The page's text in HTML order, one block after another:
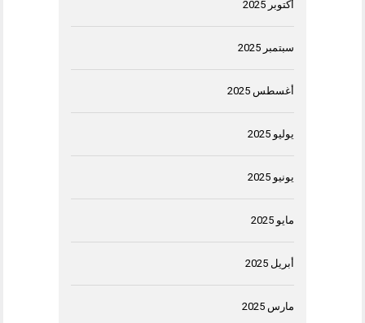
أكتوبر 2025
سبتمبر 2025
أغسطس 2025
يوليو 2025
يونيو 2025
مايو 2025
أبريل 2025
مارس 2025